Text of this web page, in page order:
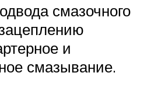
смазочного
и
смазывание.